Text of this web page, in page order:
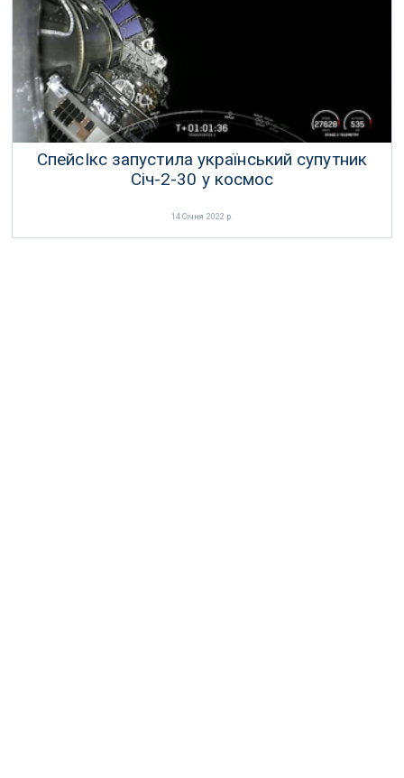
СпейсІкс запустила український супутник
Січ-2-30 у космос
14 Січня 2022 р.